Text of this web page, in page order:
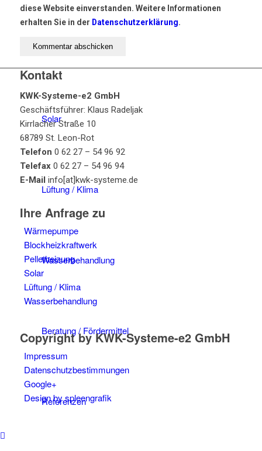
Pelletheizung
Solar
Lüftung / Klima
Wasserbehandlung
Beratung / Fördermittel
Referenzen
diese Website einverstanden. Weitere Informationen
erhalten Sie in der Datenschutzerklärung.
Kontakt
KWK-Systeme-e2 GmbH
Geschäftsführer: Klaus Radeljak
Kirrlacher Straße 10
68789 St. Leon-Rot
Telefon 0 62 27 – 54 96 92
Telefax0 62 27 – 54 96 94
E-Mail info[at]kwk-systeme.de
Ihre Anfrage zu
Wärmepumpe
Blockheizkraftwerk
Pelletheizung
Solar
Lüftung / Klima
Wasserbehandlung
Copyright by KWK-Systeme-e2 GmbH
Impressum
Datenschutzbestimmungen
Google+
Design by spleengrafik